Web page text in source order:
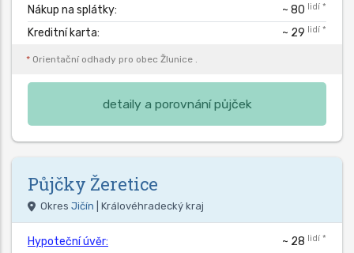
Nákup na splátky: ~ 80 lidí *
Kreditní karta: ~ 29 lidí *
* Orientační odhady pro obec Žlunice .
detaily a porovnání půjček
Půjčky Žeretice
Okres Jičín | Královéhradecký kraj
Hypoteční úvěr: ~ 28 lidí *